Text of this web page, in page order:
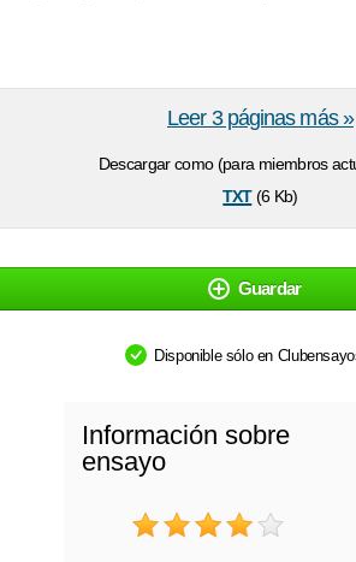
Descargar como (para miembros
txt(6 Kb)
Leer 3 páginas más »
Guardar
Disponible sólo en
Información sobre
ensayo